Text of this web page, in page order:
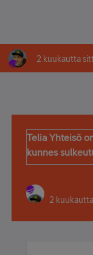
2 kuukautta
Telia Yhteisö
kunnes
2